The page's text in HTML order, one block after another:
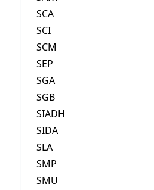
SCA
SCI
SCM
SEP
SGA
SGB
SIADH
SIDA
SLA
SMP
SMU